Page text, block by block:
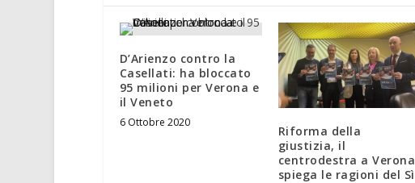
D’Arienzo contro la
Casellati: ha bloccato
95 milioni per Verona e
il Veneto
6 Ottobre 2020
Riforma della
giustizia, il
centrodestra a Verona
spiega le ragioni del Sì